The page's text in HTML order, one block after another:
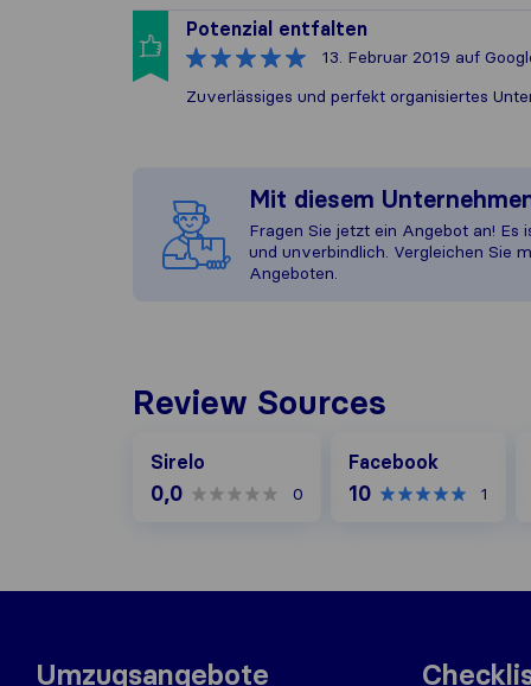
Potenzial entfalten
13. Februar 2019 auf
Zuverlässiges und perfekt organisiertes
Mit diesem
Fragen Sie jetzt ein Angebot an! Es
und unverbindlich. Vergleichen Sie
Angeboten.
Review Sources
Sirelo
0,0 0
Facebook
10 1
Umzugsangebote